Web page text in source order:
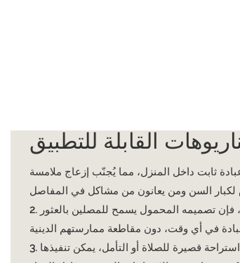
القابلة للتطبيق
ثابت داخل المنزل، مما يُجنّب إزعاج ملامسة
تصميمه المحمول يسمح للمصلين بالعثور
قصيرة للصلاة أو التأمل، يمكن تنفيذها